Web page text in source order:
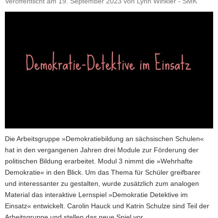
a
Die Arbeitsgruppe »Demokratiebildung an sächsischen Schulen«
hat in den vergangenen Jahren drei Module zur Förderung der
politischen Bildung erarbeitet. Modul 3 nimmt die »Wehrhafte
Demokratie« in den Blick. Um das Thema für Schüler greifbarer
und interessanter zu gestalten, wurde zusätzlich zum analogen
Material das interaktive Lernspiel »Demokratie Detektive im
Einsatz« entwickelt. Carolin Hauck und Katrin Schulze sind Teil der